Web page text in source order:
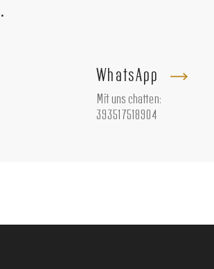
WhatsApp
Mit uns chatten:
393517518904